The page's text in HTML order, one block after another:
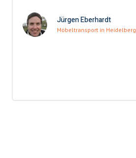
Jürgen Eberhardt
Möbeltransport in Heidelberg